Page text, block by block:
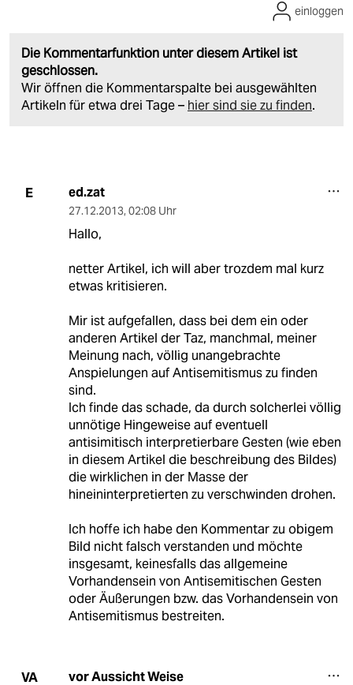
Die Kommentarfunktion unter diesem Artikel ist
geschlossen.
Wir öffnen die Kommentarspalte bei ausgewählten
Artikeln für etwa drei Tage – hier sind sie zu finden.
einloggen
E ed.zat
27.12.2013, 02:08 Uhr
Hallo,
netter Artikel, ich will aber trozdem mal kurz
etwas kritisieren.
Mir ist aufgefallen, dass bei dem ein oder
anderen Artikel der Taz, manchmal, meiner
Meinung nach, völlig unangebrachte
Anspielungen auf Antisemitismus zu finden
sind.
Ich finde das schade, da durch solcherlei völlig
unnötige Hingeweise auf eventuell
antisimitisch interpretierbare Gesten (wie eben
in diesem Artikel die beschreibung des Bildes)
die wirklichen in der Masse der
hineininterpretierten zu verschwinden drohen.
Ich hoffe ich habe den Kommentar zu obigem
Bild nicht falsch verstanden und möchte
insgesamt, keinesfalls das allgemeine
Vorhandensein von Antisemitischen Gesten
oder Äußerungen bzw. das Vorhandensein von
Antisemitismus bestreiten.
VA vor Aussicht Weise